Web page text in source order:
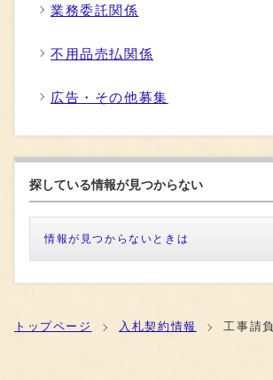
業務委託関係
不用品売払関係
広告・その他募集
探している情報が見つからない
情報が見つからないときは
トップページ 入札契約情報 工事請